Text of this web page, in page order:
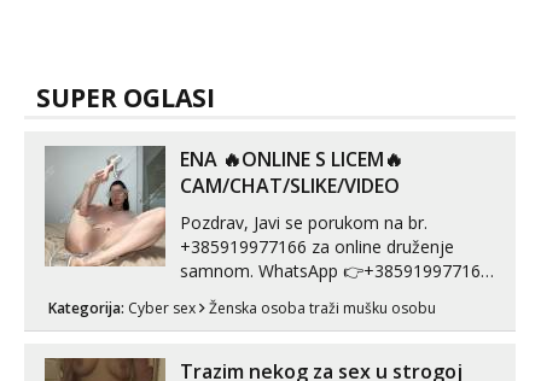
SUPER OGLASI
ENA 🔥ONLINE S LICEM🔥
CAM/CHAT/SLIKE/VIDEO
Pozdrav, Javi se porukom na br.
+385919977166 za online druženje
samnom. WhatsApp 👉+385919977166
Telegram 👉@enafriedrichkis Radim
videopozive s licem, solo i s partnerom,
kombinacije halteri, haljine, štikle,
Kategorija: Cyber sex Ženska osoba traži mušku osobu
Trazim nekog za sex u strogoj